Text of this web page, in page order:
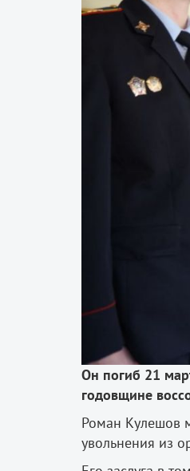
Он погиб 21
годовщине
Роман Кулешов
увольнения из